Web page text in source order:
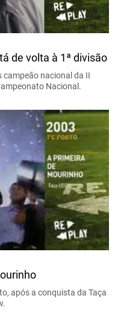
de volta à 1ª divisão
campeão nacional da II
Nacional.
após a conquista da Taça